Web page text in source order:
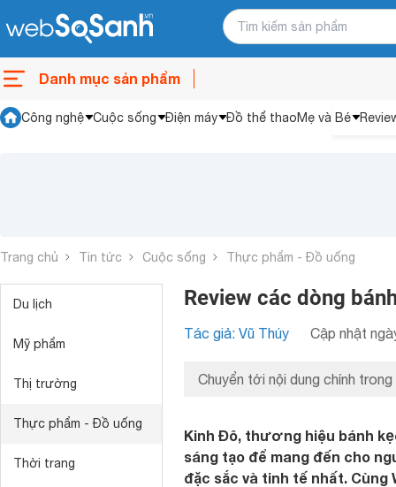
Danh mục sản phẩm
Công nghệ Cuộc sống Điện máy Đồ thể thaoMẹ và Bé
Trang chủ Tin tức Cuộc sống Thực phẩm - Đồ uống
Du lịch
Mỹ phẩm
Thị trường
Thực phẩm - Đồ uống
Thời trang
Review các dòng
Tác giả: Vũ Thúy Cập nhật
Chuyển tới nội dung chính trong
Kinh Đô, thương hiệu bánh
sáng tạo để mang đến cho
đặc sắc và tinh tế nhất. Cùng